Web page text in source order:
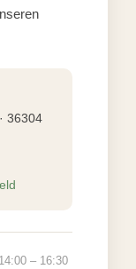
36304
– 16:30